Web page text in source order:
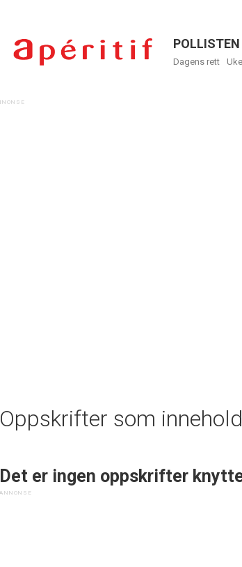
Menu
POLLISTEN
Dagens rett
Oppskrifter som
Det er ingen oppskrifter